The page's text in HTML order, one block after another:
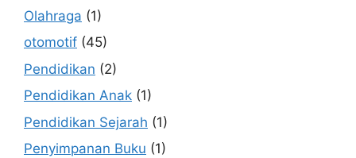
Olahraga (1)
otomotif (45)
Pendidikan (2)
Pendidikan Anak (1)
Pendidikan Sejarah (1)
Penyimpanan Buku (1)